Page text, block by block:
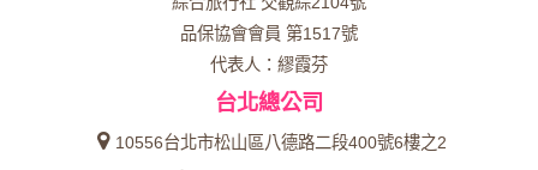
品保協會會員 第1517號
代表人：繆霞芬
台北總公司
10556台北市松山區八德路二段400號6樓之2